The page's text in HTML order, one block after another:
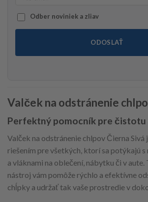
Odber noviniek a zliav
ODOSLAŤ
Valček na odstránenie
Perfektný pomocník pre čistotu
Valček na odstránenie chlpov Čierna Sivá
riešením pre všetkých, ktorí sa potýkajú s
a vláknami na oblečení, nábytku či v
nástroj vám pomôže rýchlo a efektívne
chĺpky a udržať tak vaše prostredie v